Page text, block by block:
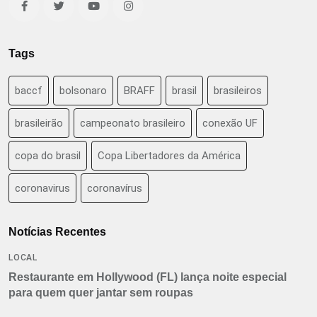
Tags
baccf bolsonaro BRAFF brasil brasileiros
brasileirão campeonato brasileiro conexão UF
copa do brasil Copa Libertadores da América
coronavirus coronavírus
Notícias Recentes
LOCAL
Restaurante em Hollywood (FL) lança noite especial
para quem quer jantar sem roupas